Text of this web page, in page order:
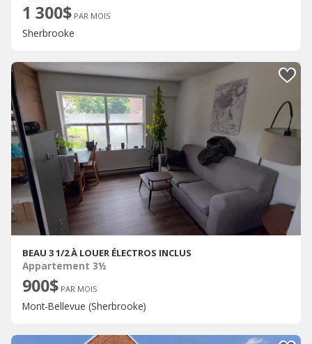
1 300$ PAR MOIS
Sherbrooke
BEAU 3 1/2 À LOUER ÉLECTROS INCLUS
Appartement 3½
900$ PAR MOIS
Mont-Bellevue (Sherbrooke)